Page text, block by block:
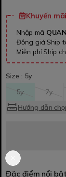
Khuyến
Nhập mã
Đồng giá Ship
Miễn phí Ship
Size : 5y
5y
7y
Hướng dẫn
Đặc điểm nổi bật